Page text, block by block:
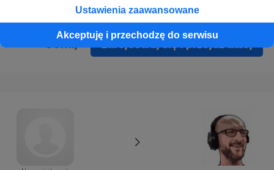
Ustawienia zaawansowane
Akceptuję i przechodzę do serwisu
Zarejestruj się i przejdź dalej